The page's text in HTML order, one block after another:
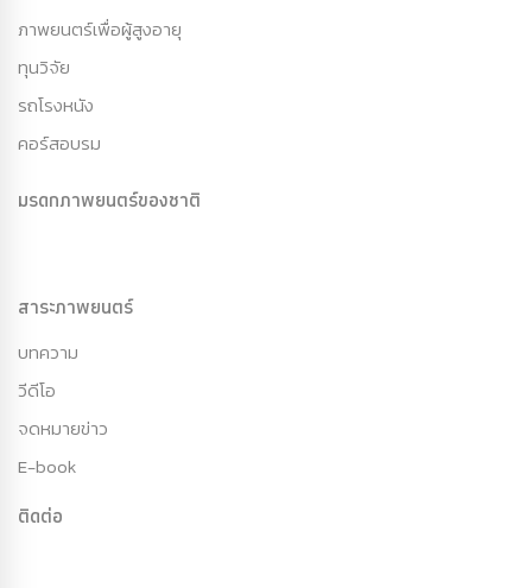
ภาพยนตร์เพื่อผู้สูงอายุ
ทุนวิจัย
รถโรงหนัง
คอร์สอบรม
มรดกภาพยนตร์ของชาติ
สาระภาพยนตร์
บทความ
วีดีโอ
จดหมายข่าว
E-book
ติดต่อ